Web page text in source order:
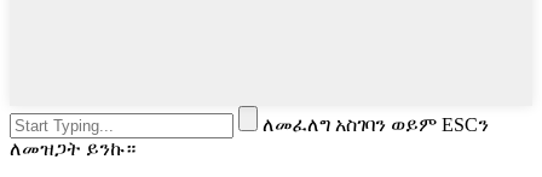
ለመፈለግ አስገባን ወይም ESCን
ለመዝጋት ይንኩ።